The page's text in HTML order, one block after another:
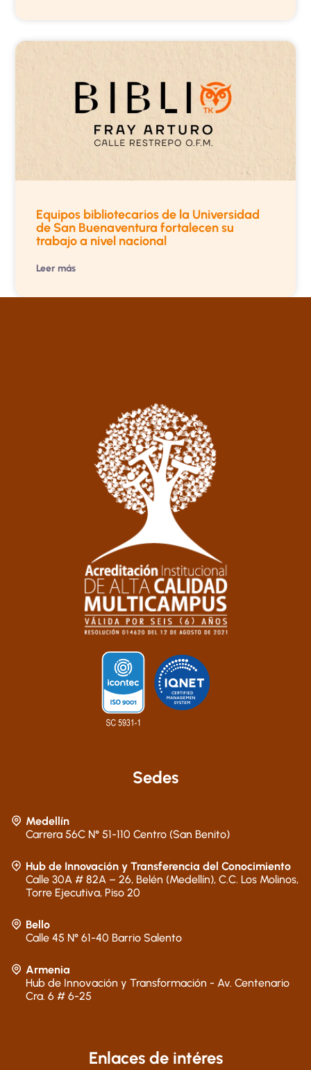
Equipos bibliotecarios de la Universidad
de San Buenaventura fortalecen su
trabajo a nivel nacional
Leer más
Sedes
Medellín
Carrera 56C N° 51-110 Centro (San Benito)
Hub de Innovación y Transferencia del Conocimiento
Calle 30A # 82A – 26, Belén (Medellín), C.C. Los Molinos,
Torre Ejecutiva, Piso 20
Bello
Calle 45 N° 61-40 Barrio Salento
Armenia
Hub de Innovación y Transformación - Av. Centenario
Cra. 6 # 6-25
Enlaces de intéres